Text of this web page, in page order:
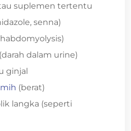
suplemen tertentu
senna)
dalam urine)
ginjal
(berat)
langka (seperti